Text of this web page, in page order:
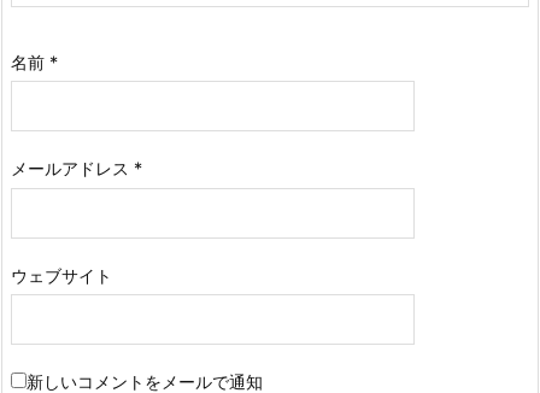
名前 *
メールアドレス *
ウェブサイト
新しいコメントをメールで通知